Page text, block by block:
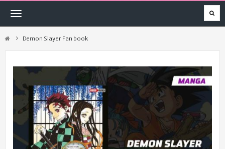
Navegación
Demon Slayer Fan book